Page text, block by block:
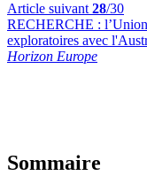
Article suivant 28/30
RECHERCHE :
exploratoires avec
Horizon Europe
Sommaire